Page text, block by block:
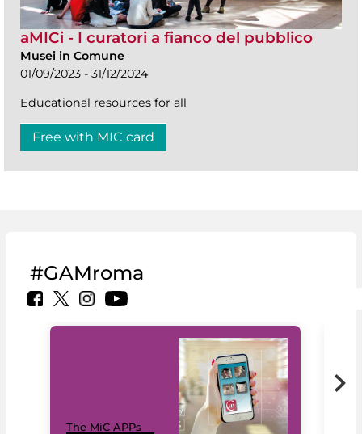
aMICi - I curatori a fianco del pubblico
Musei in Comune
01/09/2023 - 31/12/2024
Educational resources for all
Free with MIC card
#GAMroma
The MiC APPs